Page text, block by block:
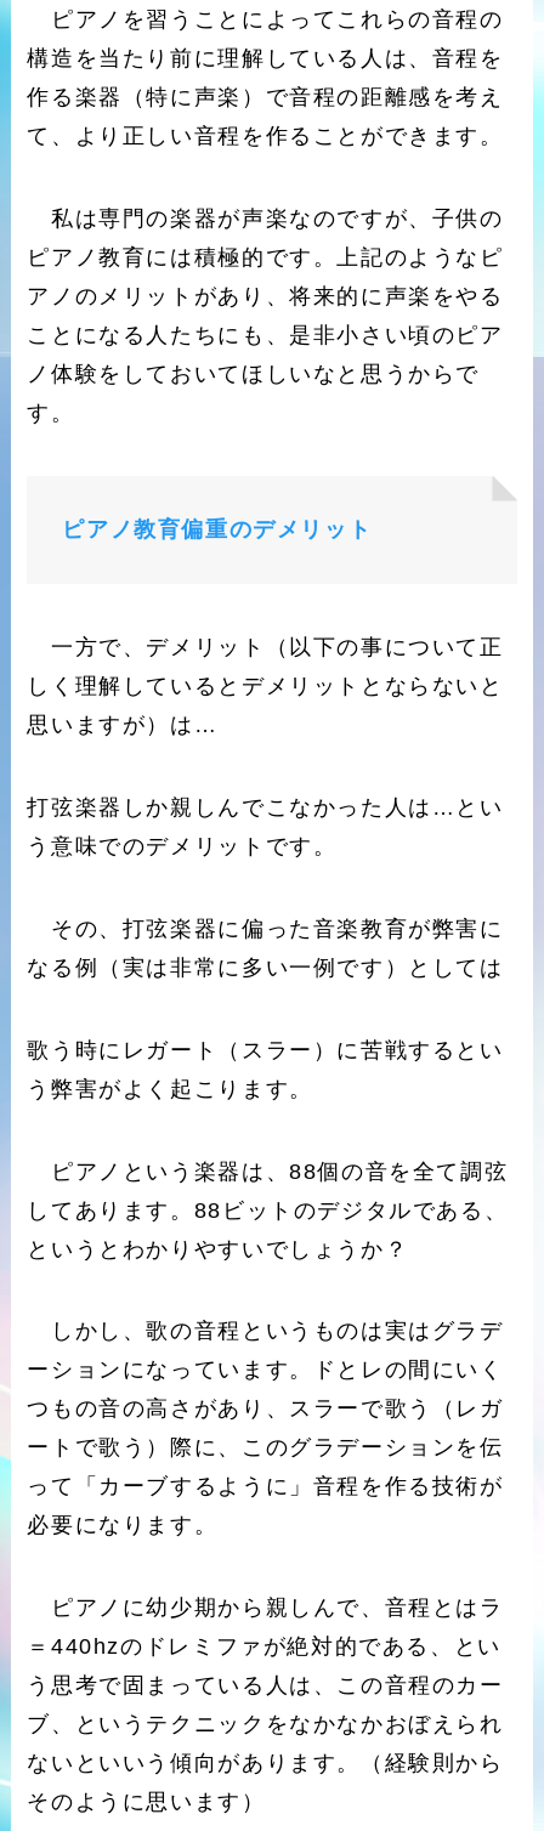
ピアノを習うことによってこれらの音程の
構造を当たり前に理解している人は、音程を
作る楽器（特に声楽）で音程の距離感を考え
て、より正しい音程を作ることができます。
私は専門の楽器が声楽なのですが、子供の
ピアノ教育には積極的です。上記のようなピ
アノのメリットがあり、将来的に声楽をやる
ことになる人たちにも、是非小さい頃のピア
ノ体験をしておいてほしいなと思うからで
す。
ピアノ教育偏重のデメリット
一方で、デメリット（以下の事について正
しく理解しているとデメリットとならないと
思いますが）は…
打弦楽器しか親しんでこなかった人は…とい
う意味でのデメリットです。
その、打弦楽器に偏った音楽教育が弊害に
なる例（実は非常に多い一例です）としては
歌う時にレガート（スラー）に苦戦するとい
う弊害がよく起こります。
ピアノという楽器は、88個の音を全て調弦
してあります。88ビットのデジタルである、
というとわかりやすいでしょうか？
しかし、歌の音程というものは実はグラデ
ーションになっています。ドとレの間にいく
つもの音の高さがあり、スラーで歌う（レガ
ートで歌う）際に、このグラデーションを伝
って「カーブするように」音程を作る技術が
必要になります。
ピアノに幼少期から親しんで、音程とはラ
＝440hzのドレミファが絶対的である、とい
う思考で固まっている人は、この音程のカー
ブ、というテクニックをなかなかおぼえられ
ないといいう傾向があります。（経験則から
そのように思います）